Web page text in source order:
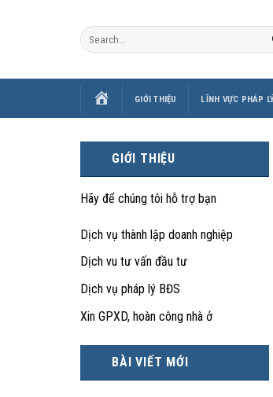
TRANGGIỚI THIỆU LĨNH VỰC PHÁP
GIỚI THIỆU
Hãy để chúng tôi hỗ trợ bạn
Dịch vụ thành lập doanh nghiệp
Dịch vu tư vấn đầu tư
Dịch vụ pháp lý BĐS
Xin GPXD, hoàn công nhà ở
BÀI VIẾT MỚI